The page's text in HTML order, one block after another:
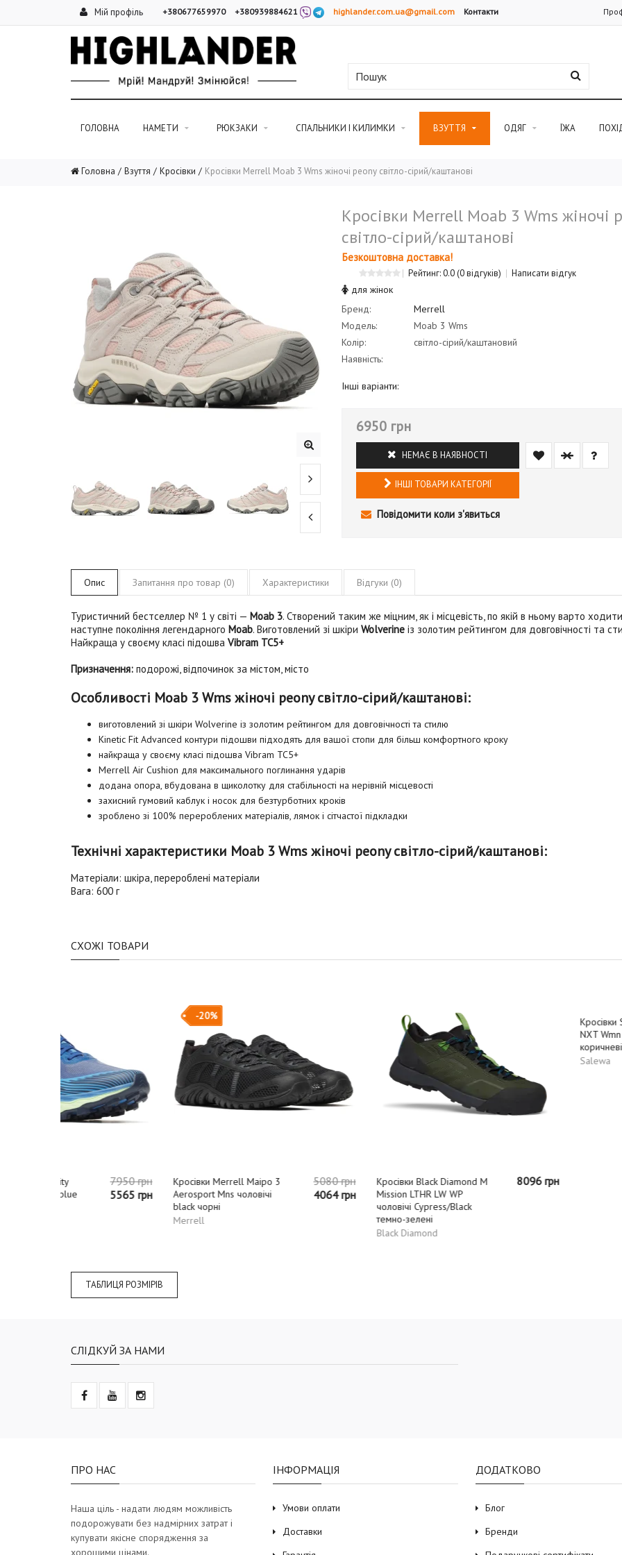
Мій профіль +380677659970 +380939884621 highlander.com.ua@gmail.com Контакти
ГОЛОВНА НАМЕТИ РЮКЗАКИ СПАЛЬНИКИ І КИЛИМКИ ВЗУТТЯ ОДЯГ ЇЖА
Головна Взуття Кросівки Кросівки Merrell Moab 3 Wms жіночі peony світло-сірий/каштанові
Кросівки Merrell Moab 3 Wms жіночі
світло-сірий/каштанові
Безкоштовна доставка!
Рейтинг: 0.0(0 відгуків) Написати відгук
для жінок
Бренд:
Merrell
Модель:
Moab 3 Wms
Колір:
світло-сірий/каштановий
Наявність:
Інші варіанти:
6950 грн
НЕМАЄ В НАЯВНОСТІ
ІНШІ ТОВАРИ КАТЕГОРІЇ
Повідомити коли з'явиться
Опис Запитання про товар (0) Характеристики Відгуки (0)
Туристичний бестселлер № 1 у світі — Moab 3. Створений таким же міцним, як і місцевість, по якій в ньому варто
наступне покоління легендарного Moab. Виготовлений зі шкіри Wolverine із золотим рейтингом для довговічності та
Найкраща у своєму класі підошва Vibram TC5+
Призначення: подорожі, відпочинок за містом, місто
Особливості Moab 3 Wms жіночі peony світло-сірий/каштанові:
виготовлений зі шкіри Wolverine із золотим рейтингом для довговічності та стилю
Kinetic Fit Advanced контури підошви підходять для вашої стопи для більш комфортного кроку
найкраща у своєму класі підошва Vibram TC5+
Merrell Air Cushion для максимального поглинання ударів
додана опора, вбудована в щиколотку для стабільності на нерівній місцевості
захисний гумовий каблук і носок для безтурботних кроків
зроблено зі 100% перероблених матеріалів, лямок і сітчастої підкладки
Технічні характеристики Moab 3 Wms жіночі peony світло-сірий/каштанові:
Матеріали: шкіра, перероблені матеріали
Вага: 600 г
СХОЖІ ТОВАРИ
Кросівки Merrell Maipo 3
Aerosport Mns чоловічі
5080 грн
4064 грн
Кросівки Black Diamond M
Mission LTHR LW WP
8096 грн
Кросівки Salewa Wildfire
ТАБЛИЦЯ РОЗМІРІВ
СЛІДКУЙ ЗА НАМИ
ПРО НАС
Наша ціль - надати людям можливість
подорожувати без надмірних затрат і
купувати якісне спорядження за
хорошими цінами.
ІНФОРМАЦІЯ
Умови оплати
Доставки
ДОДАТКОВО
Блог
Бренди